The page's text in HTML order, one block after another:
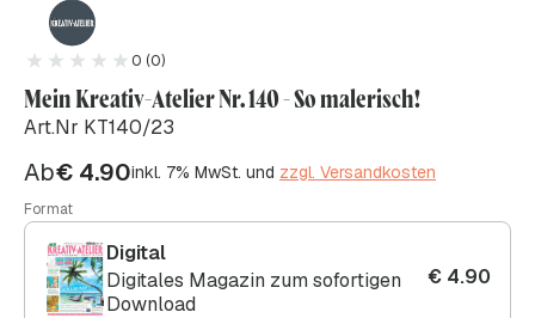
0 (0)
Mein Kreativ-Atelier Nr. 140 - So malerisch!
Art.Nr KT140/23
Ab€ 4.90inkl. 7% MwSt. und zzgl. Versandkosten
Format
Digital
Digitales Magazin zum sofortigen
Download
€ 4.90